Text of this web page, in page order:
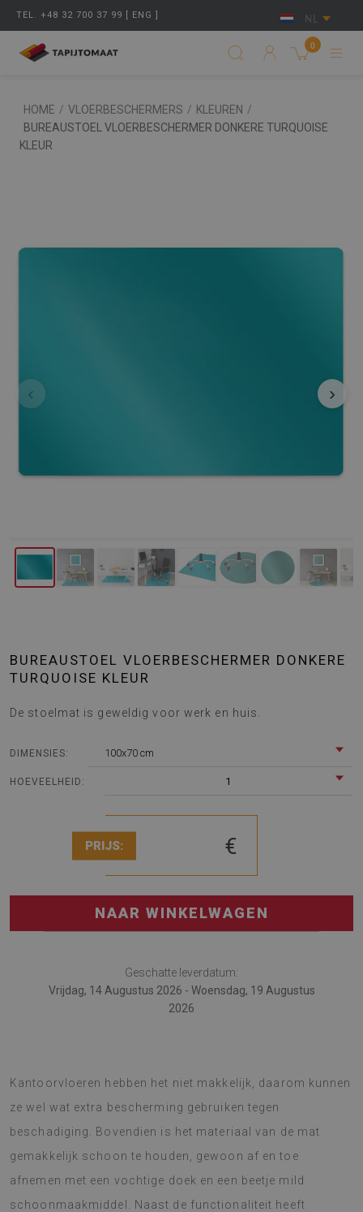
TEL. +48 32 700 37 99 [ ENG ] NL
0
HOME / VLOERBESCHERMERS / KLEUREN /
BUREAUSTOEL VLOERBESCHERMER DONKERE TURQUOISE
KLEUR
‹ ›
BUREAUSTOEL VLOERBESCHERMER DONKERE
TURQUOISE KLEUR
De stoelmat is geweldig voor werk en huis.
DIMENSIES: 100x70 cm
HOEVEELHEID: 1
PRIJS: €
NAAR WINKELWAGEN
Geschatte leverdatum:
Vrijdag, 14 Augustus 2026 - Woensdag, 19 Augustus
2026
Kantoorvloeren hebben het niet makkelijk, daarom kunnen
ze wel wat extra bescherming gebruiken tegen
beschadiging. Bovendien is het materiaal van de mat
gemakkelijk schoon te houden, gewoon af en toe
afnemen met een vochtige doek en een beetje mild
schoonmaakmiddel. Naast de functionaliteit heeft